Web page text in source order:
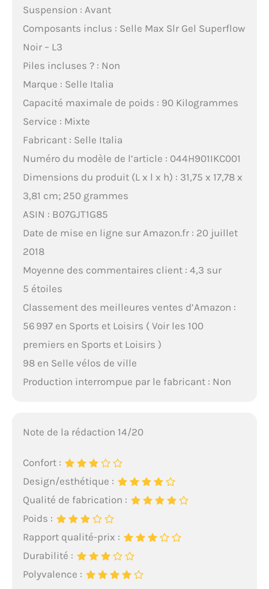
Suspension : Avant
Composants inclus : Selle Max Slr Gel Superflow
Noir – L3
Piles incluses ? : Non
Marque : Selle Italia
Capacité maximale de poids : 90 Kilogrammes
Service : Mixte
Fabricant : Selle Italia
Numéro du modèle de l’article : 044H901IKC001
Dimensions du produit (L x l x h) : 31,75 x 17,78 x
3,81 cm; 250 grammes
ASIN : B07GJT1G85
Date de mise en ligne sur Amazon.fr : 20 juillet
2018
Moyenne des commentaires client : 4,3 sur
5 étoiles
Classement des meilleures ventes d’Amazon :
56 997 en Sports et Loisirs ( Voir les 100
premiers en Sports et Loisirs )
98 en Selle vélos de ville
Production interrompue par le fabricant : Non
Note de la rédaction 14/20
Confort :
Design/esthétique :
Qualité de fabrication :
Poids :
Rapport qualité-prix :
Durabilité :
Polyvalence :